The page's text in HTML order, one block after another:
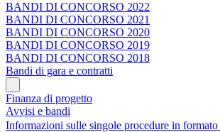
BANDI DI CONCORSO 2022
BANDI DI CONCORSO 2021
BANDI DI CONCORSO 2020
BANDI DI CONCORSO 2019
BANDI DI CONCORSO 2018
Bandi di gara e contratti
Finanza di progetto
Avvisi e bandi
Informazioni sulle singole procedure in formato